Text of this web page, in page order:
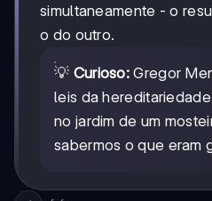
simultaneamente - o
o do outro.
💡 Curioso: Gregor
leis da
no jardim de um
sabermos o que eram